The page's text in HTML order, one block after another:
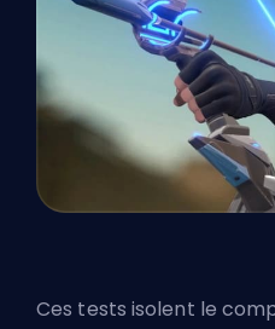
Ces tests isolent le